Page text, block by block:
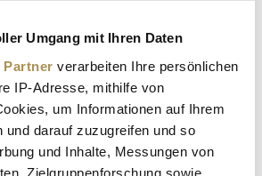
Umgang mit Ihren Daten
Partner verarbeiten Ihre persönlichen
IP-Adresse, mithilfe von
um Informationen auf Ihrem
und darauf zuzugreifen und so
und Inhalte, Messungen von
Zielgruppenforschung sowie